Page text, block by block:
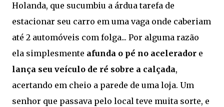
Holanda, que sucumbiu a árdua tarefa de
estacionar seu carro em uma vaga onde caberiam
até 2 automóveis com folga... Por alguma razão
ela simplesmente afunda o pé no acelerador e
lança seu veículo de ré sobre a calçada,
acertando em cheio a parede de uma loja. Um
senhor que passava pelo local teve muita sorte, e